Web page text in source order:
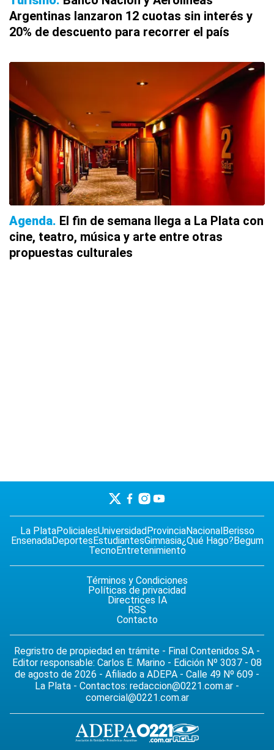
Argentinas lanzaron 12 cuotas sin interés y
20% de descuento para recorrer el país
Agenda El fin de semana llega a La Plata con
cine, teatro, música y arte entre otras
propuestas culturales
La PlataPolicialesUniversidadProvinciaNacionalBerisso
EnsenadaDeportesEstudiantesGimnasia¿Qué Hago?Begum
TecnoEntretenimiento
Términos y Condiciones
Políticas de privacidad
Directrices IA
RSS
Contacto
Regristro de propiedad en trámite - Final Contenidos SA -
Editor responsable: Carlos E. Marino - Edición Nº 3037 - 08
de agosto de 2026 - Afiliado a ADEPA - Calle 49 Nº 609 -
La Plata - Contactos: redaccion@0221.com.ar -
comercial@0221.com.ar